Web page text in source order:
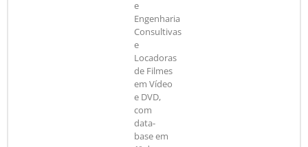
e
Engenharia
Consultivas
e
Locadoras
de Filmes
em Vídeo
e DVD,
com
data-
base em